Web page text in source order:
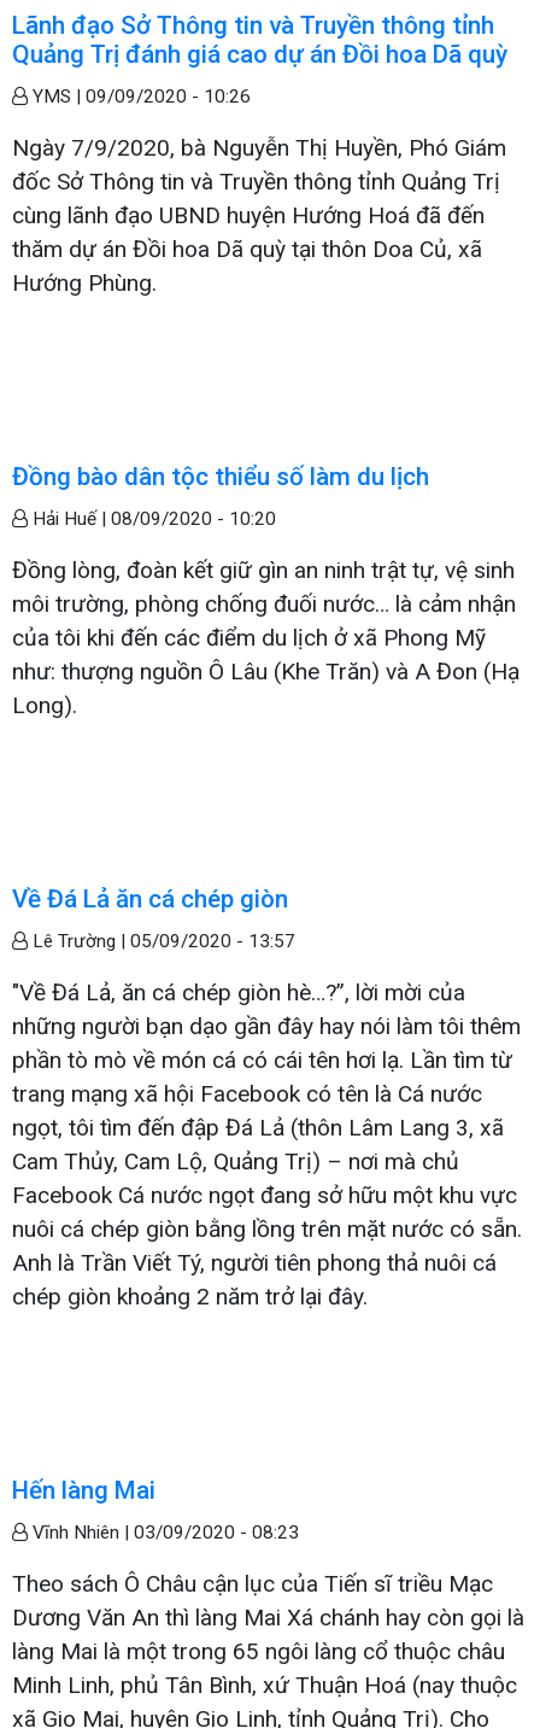
Lãnh đạo Sở Thông tin và Truyền thông tỉnh
Quảng Trị đánh giá cao dự án Đồi hoa Dã quỳ
YMS | 09/09/2020 - 10:26
Ngày 7/9/2020, bà Nguyễn Thị Huyền, Phó Giám
đốc Sở Thông tin và Truyền thông tỉnh Quảng Trị
cùng lãnh đạo UBND huyện Hướng Hoá đã đến
thăm dự án Đồi hoa Dã quỳ tại thôn Doa Củ, xã
Hướng Phùng.
Đồng bào dân tộc thiểu số làm du lịch
Hải Huế | 08/09/2020 - 10:20
Đồng lòng, đoàn kết giữ gìn an ninh trật tự, vệ sinh
môi trường, phòng chống đuối nước… là cảm nhận
của tôi khi đến các điểm du lịch ở xã Phong Mỹ
như: thượng nguồn Ô Lâu (Khe Trăn) và A Đon (Hạ
Long).
Về Đá Lả ăn cá chép giòn
Lê Trường | 05/09/2020 - 13:57
"Về Đá Lả, ăn cá chép giòn hè…?”, lời mời của
những người bạn dạo gần đây hay nói làm tôi thêm
phần tò mò về món cá có cái tên hơi lạ. Lần tìm từ
trang mạng xã hội Facebook có tên là Cá nước
ngọt, tôi tìm đến đập Đá Lả (thôn Lâm Lang 3, xã
Cam Thủy, Cam Lộ, Quảng Trị) – nơi mà chủ
Facebook Cá nước ngọt đang sở hữu một khu vực
nuôi cá chép giòn bằng lồng trên mặt nước có sẵn.
Anh là Trần Viết Tý, người tiên phong thả nuôi cá
chép giòn khoảng 2 năm trở lại đây.
Hến làng Mai
Vĩnh Nhiên | 03/09/2020 - 08:23
Theo sách Ô Châu cận lục của Tiến sĩ triều Mạc
Dương Văn An thì làng Mai Xá chánh hay còn gọi là
làng Mai là một trong 65 ngôi làng cổ thuộc châu
Minh Linh, phủ Tân Bình, xứ Thuận Hoá (nay thuộc
xã Gio Mai, huyện Gio Linh, tỉnh Quảng Trị). Cho